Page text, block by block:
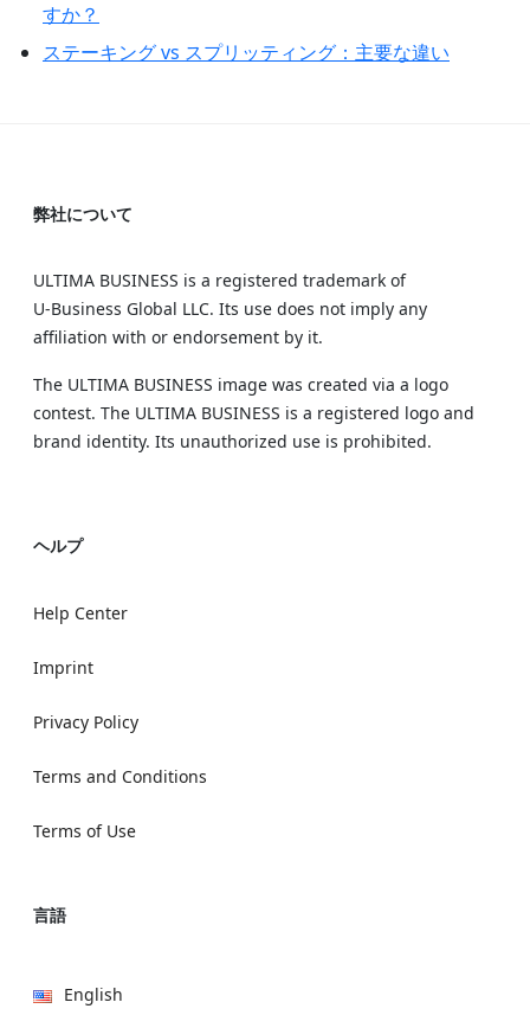
すか？
ステーキング vs スプリッティング：主要な違い
弊社について
ULTIMA BUSINESS is a registered trademark of
U‑Business Global LLC. Its use does not imply any
affiliation with or endorsement by it.
The ULTIMA BUSINESS image was created via a logo
contest. The ULTIMA BUSINESS is a registered logo and
brand identity. Its unauthorized use is prohibited.
ヘルプ
Help Center
Imprint
Privacy Policy
Terms and Conditions
Terms of Use
言語
English